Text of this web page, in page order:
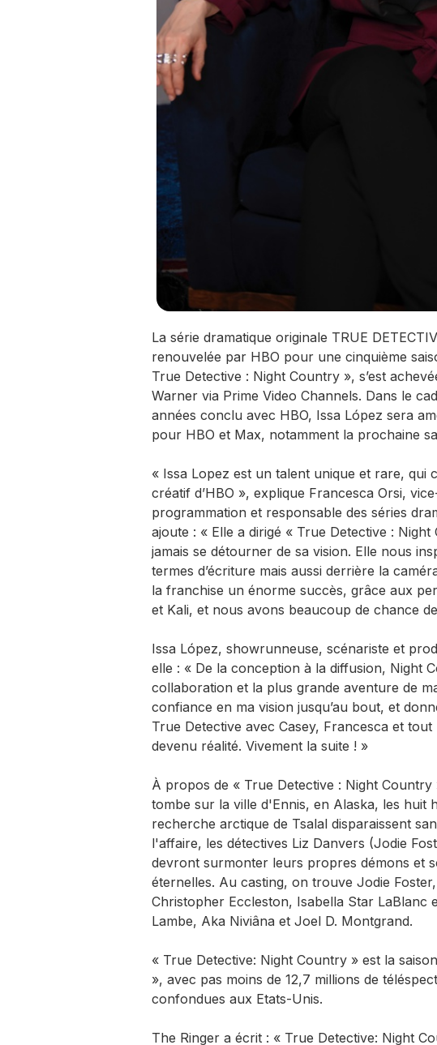
La série dramatique originale TRUE
renouvelée par HBO pour une cinquième
True Detective : Night Country », s’est
Warner via Prime Video Channels. Dans le
années conclu avec HBO, Issa López sera
pour HBO et Max, notamment la prochaine
« Issa Lopez est un talent unique et rare, qui
créatif d’HBO », explique Francesca Orsi,
programmation et responsable des séries
ajoute : « Elle a dirigé « True Detective :
jamais se détourner de sa vision. Elle nous
termes d’écriture mais aussi derrière la
la franchise un énorme succès, grâce aux
et Kali, et nous avons beaucoup de chance
Issa López, showrunneuse, scénariste et
elle : « De la conception à la diffusion, Night
collaboration et la plus grande aventure de
confiance en ma vision jusqu’au bout, et
True Detective avec Casey, Francesca et tout
devenu réalité. Vivement la suite ! »
À propos de « True Detective : Night
tombe sur la ville d'Ennis, en Alaska, les huit
recherche arctique de Tsalal disparaissent
l'affaire, les détectives Liz Danvers (Jodie
devront surmonter leurs propres démons et
éternelles. Au casting, on trouve Jodie
Christopher Eccleston, Isabella Star LaBlanc
Lambe, Aka Niviâna et Joel D. Montgrand.
« True Detective: Night Country » est la
», avec pas moins de 12,7 millions de
confondues aux Etats-Unis.
The Ringer a écrit : « True Detective: Night